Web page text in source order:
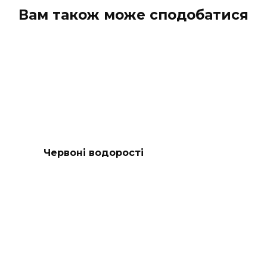
Вам також може сподобатися
Червоні водорості